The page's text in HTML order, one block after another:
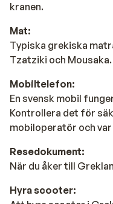
kranen.
Mat:
Typiska grekiska
Tzatziki och Mousaka.
Mobiltelefon:
En svensk mobil
Kontrollera det för
mobiloperatör och
Resedokument:
När du åker till
Hyra scooter: